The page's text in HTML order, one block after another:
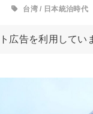
台湾 / 日本統治時代
広告を利用してい